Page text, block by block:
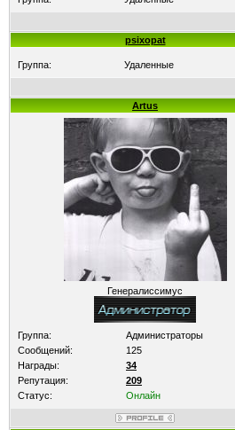
psixopat
Группа: Удаленные
Artus
Генералиссимус
Группа:
Администраторы
Сообщений:
125
Награды:
34
Репутация:
209
Статус:
Онлайн